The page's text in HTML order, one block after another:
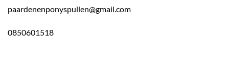
paardenenponyspullen@gmail.com
0850601518